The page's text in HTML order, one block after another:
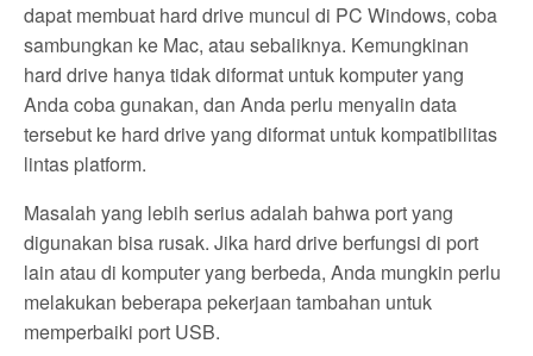
dapat membuat hard drive muncul di PC Windows, coba
sambungkan ke Mac, atau sebaliknya. Kemungkinan
hard drive hanya tidak diformat untuk komputer yang
Anda coba gunakan, dan Anda perlu menyalin data
tersebut ke hard drive yang diformat untuk kompatibilitas
lintas platform.
Masalah yang lebih serius adalah bahwa port yang
digunakan bisa rusak. Jika hard drive berfungsi di port
lain atau di komputer yang berbeda, Anda mungkin perlu
melakukan beberapa pekerjaan tambahan untuk
memperbaiki port USB.